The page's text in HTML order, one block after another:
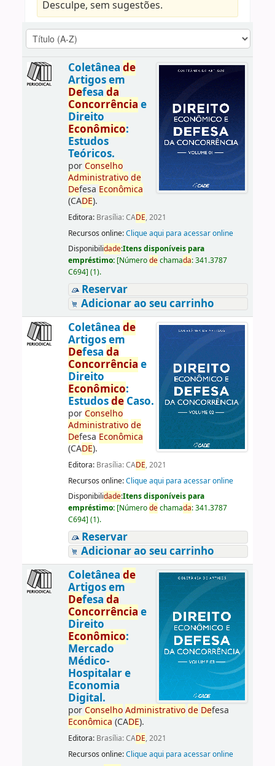
Desculpe, sem sugestões.
Coletânea de
Artigos em
Defesa da
Concorrência e
Direito
Econômico:
Estudos
Teóricos.
porConselho
Administrativo de
Defesa Econômica
(CADE).
Editora: Brasília: CADE, 2021
Recursos online:Clique aqui para acessar online
Disponibilidade:Itens disponíveis para
empréstimo: [Númerodechamada:341.3787
C694] (1).
Reservar
Adicionar ao seu carrinho
Coletânea de
Artigos em
Defesa da
Concorrência e
Direito
Econômico:
EstudosdeCaso.
porConselho
Administrativo de
Defesa Econômica
(CADE).
Editora: Brasília: CADE, 2021
Recursos online:Clique aqui para acessar online
Disponibilidade:Itens disponíveis para
empréstimo: [Númerodechamada:341.3787
C694] (1).
Reservar
Adicionar ao seu carrinho
Coletânea de
Artigos em
Defesa da
Concorrência e
Direito
Econômico:
Mercado
Médico-
Hospitalar e
Economia
Digital.
porConselho Administrativo de Defesa
Econômica (CADE).
Editora: Brasília: CADE, 2021
Recursos online:Clique aqui para acessar online